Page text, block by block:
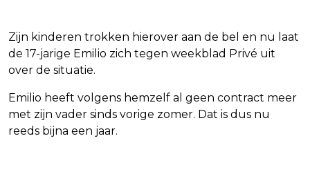
Zijn kinderen trokken hierover aan de bel en nu laat
de 17-jarige Emilio zich tegen weekblad Privé uit
over de situatie.
Emilio heeft volgens hemzelf al geen contract meer
met zijn vader sinds vorige zomer. Dat is dus nu
reeds bijna een jaar.